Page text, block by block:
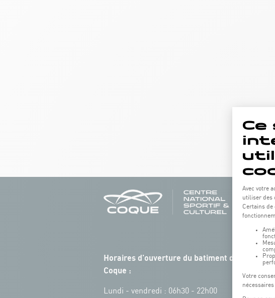
Horaires d'ouverture du batiment de la
Coque :
Lundi - vendredi : 06h30 - 22h00